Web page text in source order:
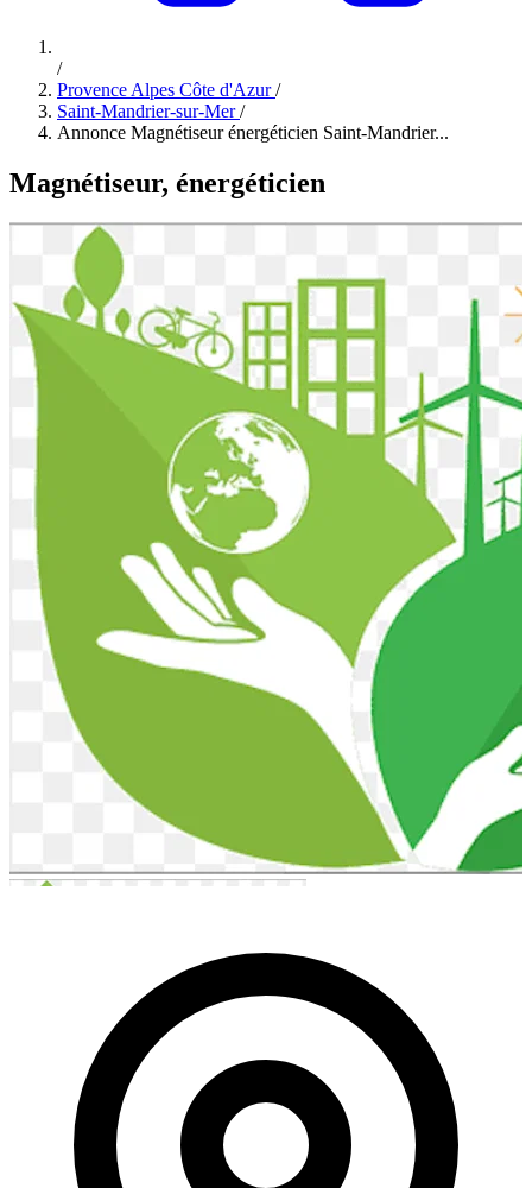
/
Provence Alpes Côte d'Azur /
Saint-Mandrier-sur-Mer /
Annonce Magnétiseur énergéticien Saint-Mandrier...
Magnétiseur, énergéticien